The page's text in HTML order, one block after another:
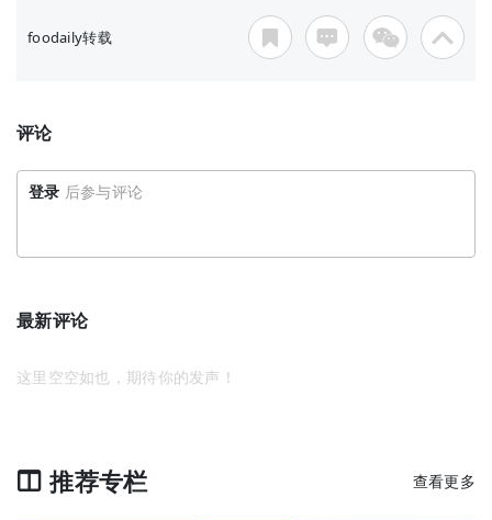
foodaily转载
评论
登录 后参与评论
最新评论
这里空空如也，期待你的发声！
推荐专栏 查看更多